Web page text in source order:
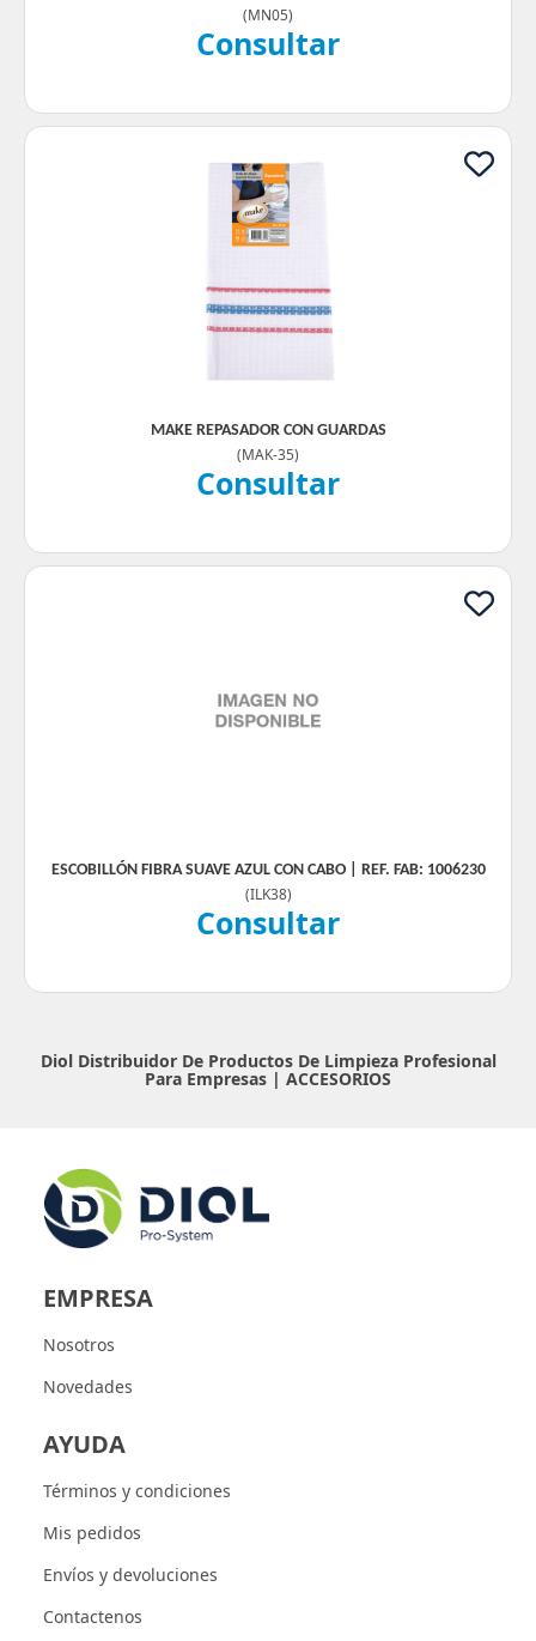
(MN05)
Consultar
MAKE REPASADOR CON GUARDAS
(MAK-35)
Consultar
ESCOBILLÓN FIBRA SUAVE AZUL CON CABO | REF. FAB: 1006230
(ILK38)
Consultar
Diol Distribuidor De Productos De Limpieza Profesional
Para Empresas | ACCESORIOS
EMPRESA
Nosotros
Novedades
AYUDA
Términos y condiciones
Mis pedidos
Envíos y devoluciones
Contactenos